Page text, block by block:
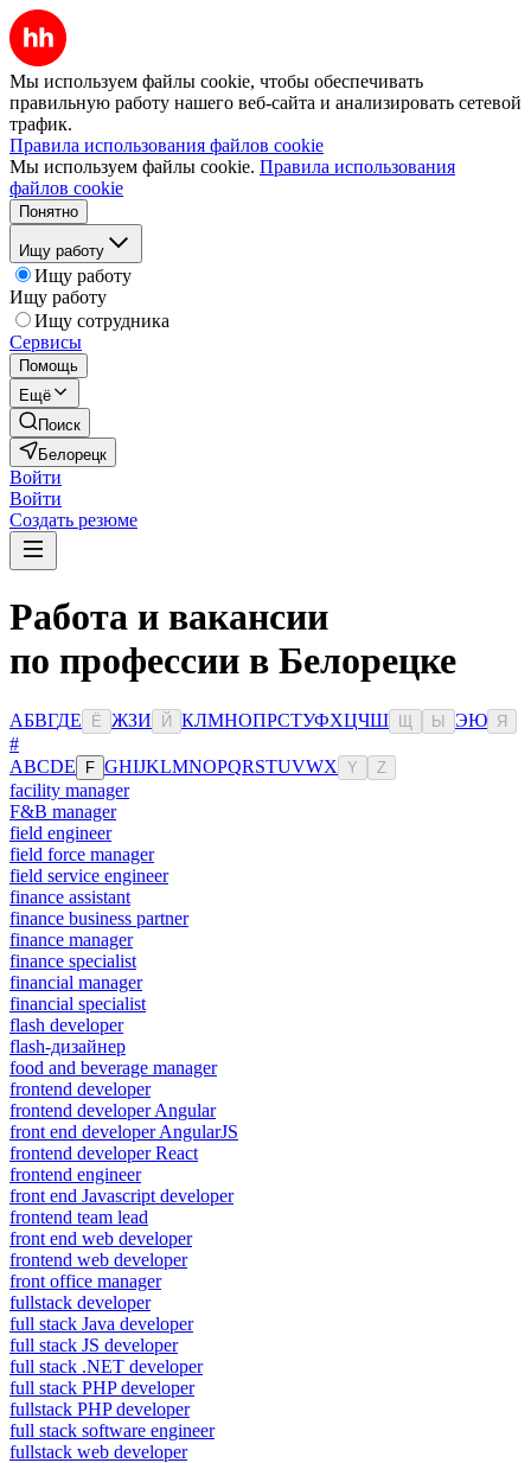
Мы используем файлы cookie, чтобы обеспечивать
правильную работу нашего веб-сайта и анализировать сетевой
трафик.
Правила использования файлов cookie
Мы используем файлы cookie. Правила использования
файлов cookie
Понятно
Ищу работу
Ищу работу
Ищу работу
Ищу сотрудника
Сервисы
Помощь
Ещё
Поиск
Белорецк
Войти
Войти
Создать резюме
Работа и вакансии
по профессии в Белорецке
АБВГДЕ Ё ЖЗИ Й КЛМНОПРСТУФХЦЧШ Ы ЭЮ Я
#
ABCDE F GHIJKLMNOPQRSTUVWX Y Z
facility manager
F&B manager
field engineer
field force manager
field service engineer
finance assistant
finance business partner
finance manager
finance specialist
financial manager
financial specialist
flash developer
flash-дизайнер
food and beverage manager
frontend developer
frontend developer Angular
front end developer AngularJS
frontend developer React
frontend engineer
front end Javascript developer
frontend team lead
front end web developer
frontend web developer
front office manager
fullstack developer
full stack Java developer
full stack JS developer
full stack .NET developer
full stack PHP developer
fullstack PHP developer
full stack software engineer
fullstack web developer